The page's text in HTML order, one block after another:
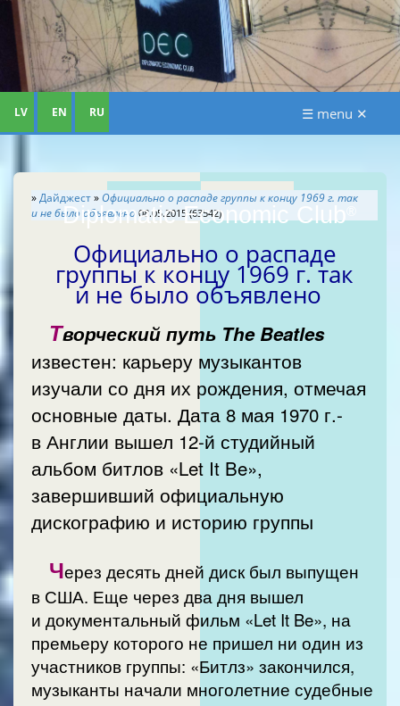
Diplomatic Economic Club
LV EN RU ☰ menu ✕
»Дайджест» Официально о распаде группы к концу 1969 г. так
и не было объявлено 08.05.2015 (63542)
Официально о распаде
группы к концу 1969 г. так
и не было объявлено
Творческий путь The Beatles
известен: карьеру музыкантов
изучали со дня их рождения, отмечая
основные даты. Дата 8 мая 1970 г.-
в Англии вышел 12-й студийный
альбом битлов «Let It Be»,
завершивший официальную
дискографию и историю группы
Через десять дней диск был выпущен
в США. Еще через два дня вышел
и документальный фильм «Let It Be», на
премьеру которого не пришел ни один из
участников группы: «Битлз» закончился,
музыканты начали многолетние судебные